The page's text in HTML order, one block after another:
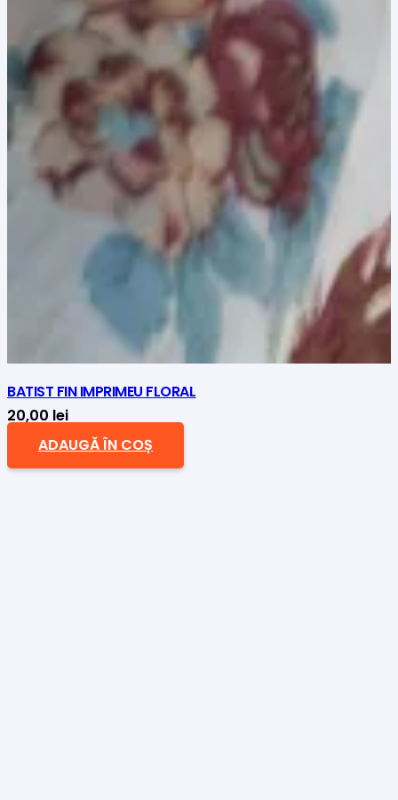
BATIST FIN IMPRIMEU FLORAL
20,00 lei
ADAUGĂ ÎN COȘ